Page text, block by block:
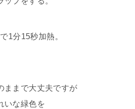
1分15秒加熱。
ままで大丈夫ですが
いな緑色を